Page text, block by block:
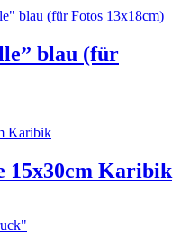
blau (für
15x30cm Karibik